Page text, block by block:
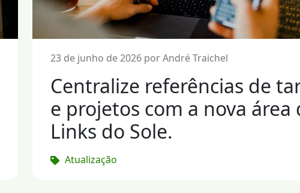
23 de junho de 2026 por André Traichel
Centralize referências de
e projetos com a nova área
Links do Sole.
Atualização